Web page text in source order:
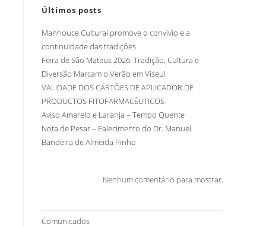
Últimos posts
Manhouce Cultural promove o convívio e a
continuidade das tradições
Feira de São Mateus 2026: Tradição, Cultura e
Diversão Marcam o Verão em Viseu!
VALIDADE DOS CARTÕES DE APLICADOR DE
PRODUCTOS FITOFARMACÊUTICOS
Aviso Amarelo e Laranja – Tempo Quente
Nota de Pesar – Falecimento do Dr. Manuel
Bandeira de Almeida Pinho
Nenhum comentário para mostrar.
Comunicados